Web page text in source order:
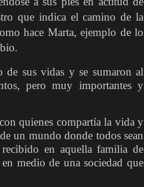
que indica el camino de la
hace Marta, ejemplo de lo
de sus vidas y se sumaron al
pero muy importantes y
quienes compartía la vida y
un mundo donde todos sean
en aquella familia de
medio de una sociedad que